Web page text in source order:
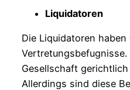
Liquidatoren
Die Liquidatoren
Gesellschaft
Allerdings sind diese